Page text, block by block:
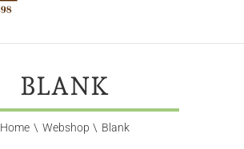
BLANK
Home Webshop Blank